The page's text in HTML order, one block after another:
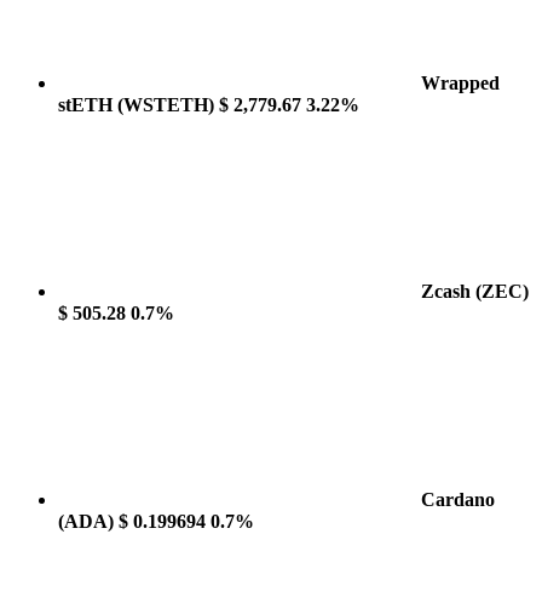
Wrapped
stETH(WSTETH) $ 2,779.67 3.22%
Zcash (ZEC)
$ 505.28 0.7%
Cardano
(ADA) $ 0.199694 0.7%